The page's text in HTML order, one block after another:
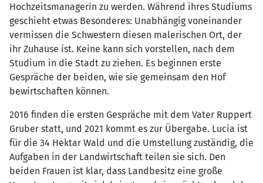
Hochzeitsmanagerin zu werden. Während ihres Studiums
geschieht etwas Besonderes: Unabhängig voneinander
vermissen die Schwestern diesen malerischen Ort, der
ihr Zuhause ist. Keine kann sich vorstellen, nach dem
Studium in die Stadt zu ziehen. Es beginnen erste
Gespräche der beiden, wie sie gemeinsam den Hof
bewirtschaften können.
2016 finden die ersten Gespräche mit dem Vater Ruppert
Gruber statt, und 2021 kommt es zur Übergabe. Lucia ist
für die 34 Hektar Wald und die Umstellung zuständig, die
Aufgaben in der Landwirtschaft teilen sie sich. Den
beiden Frauen ist klar, dass Landbesitz eine große